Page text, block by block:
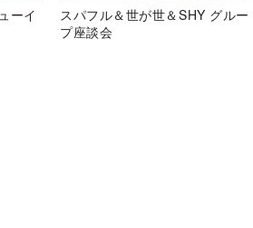
ーイ
スパフル＆世が世＆SHY グルー
プ座談会